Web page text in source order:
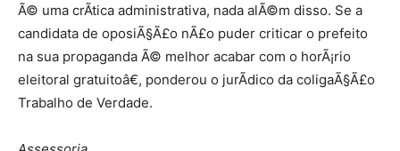
Ã© uma crÃ­tica administrativa, nada alÃ©m disso. Se a
candidata de oposiÃ§Ã£o nÃ£o puder criticar o prefeito
na sua propaganda Ã© melhor acabar com o horÃ¡rio
eleitoral gratuitoâ€, ponderou o jurÃ­dico da coligaÃ§Ã£o
Trabalho de Verdade.